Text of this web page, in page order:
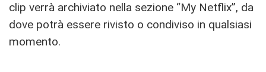
clip verrà archiviato nella sezione “My Netflix”, da
dove potrà essere rivisto o condiviso in qualsiasi
momento.